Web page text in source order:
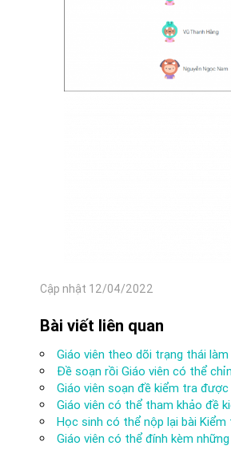
Cập nhật 12/04/2022
Bài viết liên quan
Giáo viên theo dõi trạng thái
Đề soạn rồi Giáo viên có thể
Giáo viên soạn đề kiểm tra
Giáo viên có thể tham khảo đề
Học sinh có thể nộp lại bài Kiểm
Giáo viên có thể đính kèm